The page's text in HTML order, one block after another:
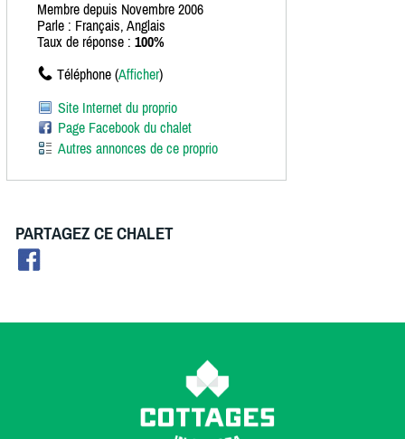
Membre depuis Novembre 2006
Parle : Français, Anglais
Taux de réponse : 100%
Téléphone (Afficher)
Site Internet du proprio
Page Facebook du chalet
Autres annonces de ce proprio
PARTAGEZ CE CHALET